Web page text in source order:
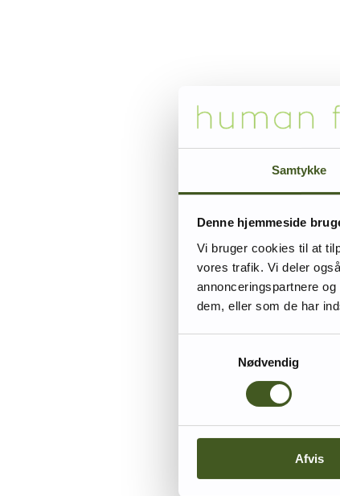
Samtykke
Denne hjemmeside
Vi bruger cookies til at
vores trafik. Vi deler
annonceringspartnere
dem, eller som de har
Nødvendig
Afvis